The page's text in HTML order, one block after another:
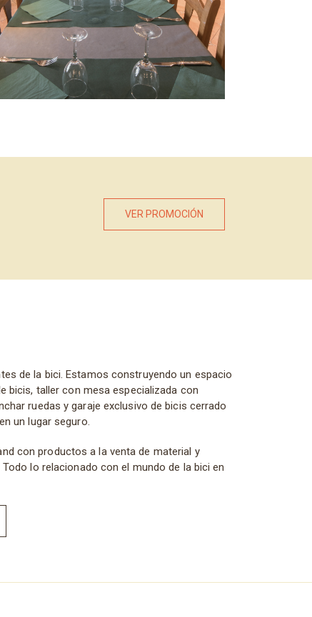
MÁS INFORMACIÓN
VER PROMOCIÓN
de la bici. Estamos construyendo un espacio
bicis, taller con mesa especializada con
ruedas y garaje exclusivo de bicis cerrado
un lugar seguro.
con productos a la venta de material y
lo relacionado con el mundo de la bici en